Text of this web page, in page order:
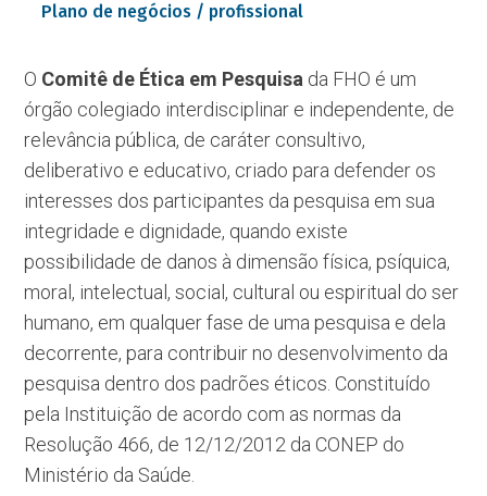
Plano de negócios / profissional
O Comitê de Ética em Pesquisa da FHO é um
órgão colegiado interdisciplinar e independente, de
relevância pública, de caráter consultivo,
deliberativo e educativo, criado para defender os
interesses dos participantes da pesquisa em sua
integridade e dignidade, quando existe
possibilidade de danos à dimensão física, psíquica,
moral, intelectual, social, cultural ou espiritual do ser
humano, em qualquer fase de uma pesquisa e dela
decorrente, para contribuir no desenvolvimento da
pesquisa dentro dos padrões éticos. Constituído
pela Instituição de acordo com as normas da
Resolução 466, de 12/12/2012 da CONEP do
Ministério da Saúde.